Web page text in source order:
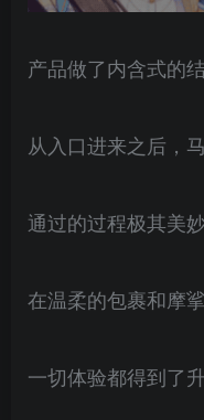
产品做了内含式的结
从入口进来之后，
通过的过程极其美妙
在温柔的包裹和摩
一切体验都得到了升